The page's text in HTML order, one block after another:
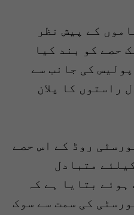
کے پیش نظر
حصے کو بند کیا
کی جانب سے
راستوں کا پلان
روڈ کے اس حصے
متبادل
ہوئے بتایا ہے کہ
کی سمت سے سوک